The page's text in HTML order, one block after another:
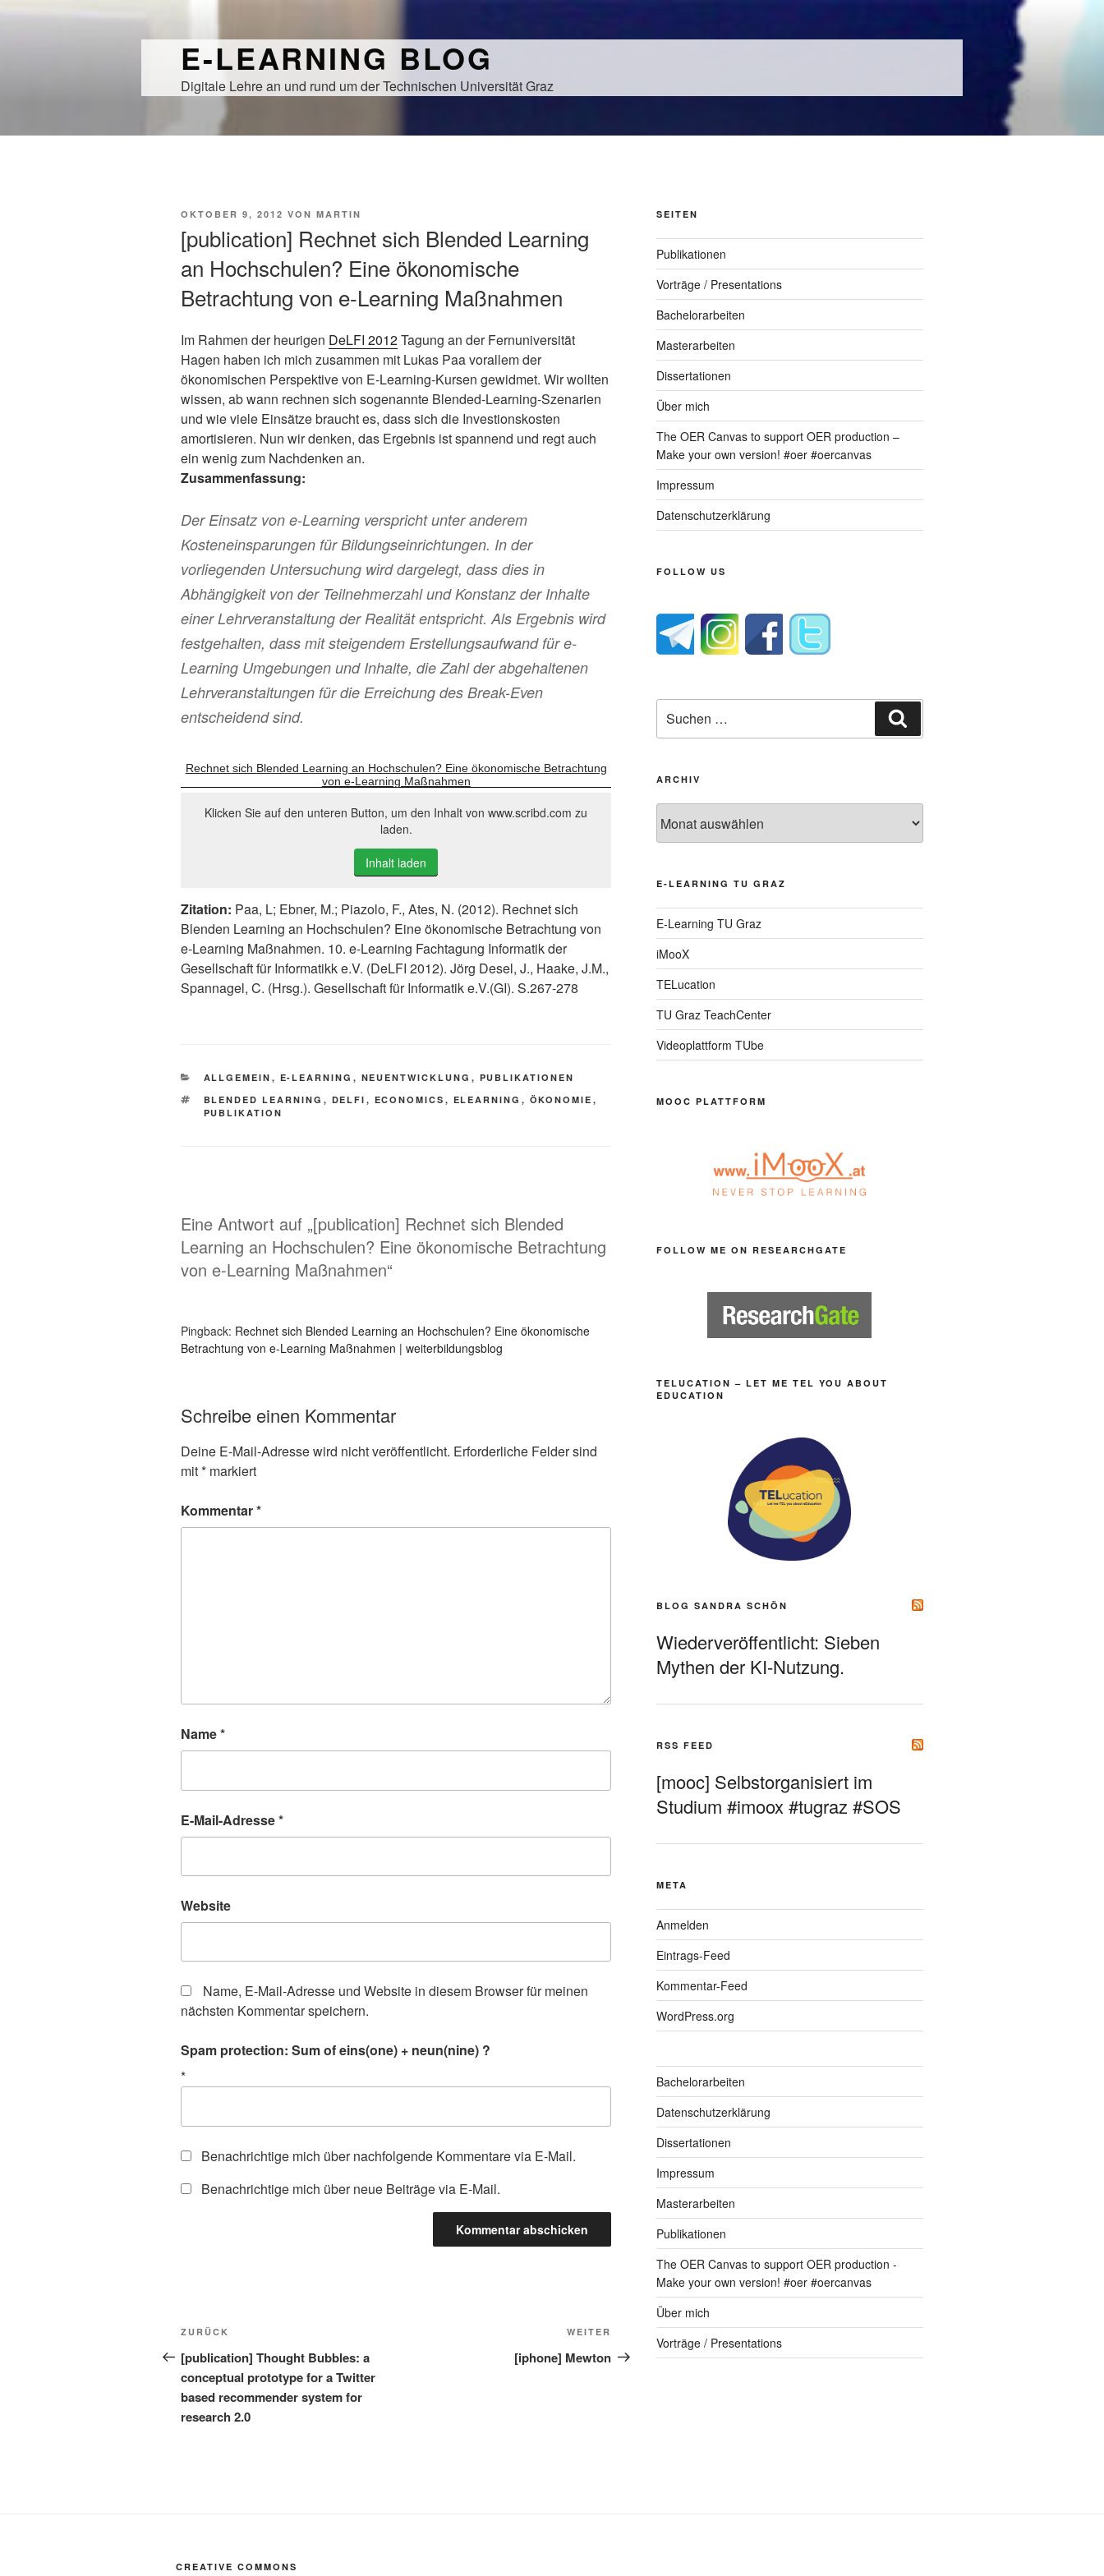
E-LEARNING BLOG
Digitale Lehre an und rund um der Technischen Universität Graz
VERÖFFENTLICHT
OKTOBER 9, 2012 VON MARTIN
[publication] Rechnet sich Blended Learning
an Hochschulen? Eine ökonomische
Betrachtung von e-Learning Maßnahmen
Im Rahmen der heurigen DeLFI 2012Tagung an der Fernuniversität
Hagen haben ich mich zusammen mit Lukas Paa vorallem der
ökonomischen Perspektive von E-Learning-Kursen gewidmet. Wir wollten
wissen, ab wann rechnen sich sogenannte Blended-Learning-Szenarien
und wie viele Einsätze braucht es, dass sich die Investionskosten
amortisieren. Nun wir denken, das Ergebnis ist spannend und regt auch
ein wenig zum Nachdenken an.
Zusammenfassung:
Der Einsatz von e-Learning verspricht unter anderem
Kosteneinsparungen für Bildungseinrichtungen. In der
vorliegenden Untersuchung wird dargelegt, dass dies in
Abhängigkeit von der Teilnehmerzahl und Konstanz der Inhalte
einer Lehrveranstaltung der Realität entspricht. Als Ergebnis wird
festgehalten, dass mit steigendem Erstellungsaufwand für e-
Learning Umgebungen und Inhalte, die Zahl der abgehaltenen
Lehrveranstaltungen für die Erreichung des Break-Even
entscheidend sind.
Rechnet sich Blended Learning an Hochschulen? Eine ökonomische Betrachtung
von e-Learning Maßnahmen
Klicken Sie auf den unteren Button, um den Inhalt von www.scribd.com zu
laden.
Inhalt laden
Zitation: Paa, L; Ebner, M.; Piazolo, F., Ates, N. (2012). Rechnet sich
Blenden Learning an Hochschulen? Eine ökonomische Betrachtung von
e-Learning Maßnahmen. 10. e-Learning Fachtagung Informatik der
Gesellschaft für Informatikk e.V. (DeLFI 2012). Jörg Desel, J., Haake, J.M.,
Spannagel, C. (Hrsg.). Gesellschaft für Informatik e.V.(GI). S.267-278
KATEGORIEN
ALLGEMEIN , E-LEARNING , NEUENTWICKLUNG , PUBLIKATIONEN
SCHLAGWÖRTER
BLENDED LEARNING , DELFI , ECONOMICS , ELEARNING , ÖKONOMIE ,
PUBLIKATION
Eine Antwort auf „[publication] Rechnet sich Blended
Learning an Hochschulen? Eine ökonomische Betrachtung
von e-Learning Maßnahmen“
Pingback: Rechnet sich Blended Learning an Hochschulen? Eine ökonomische
Betrachtung von e-Learning Maßnahmen | weiterbildungsblog
Schreibe einen Kommentar
Deine E-Mail-Adresse wird nicht veröffentlicht. Erforderliche Felder sind
mit* markiert
Kommentar*
Name*
E-Mail-Adresse*
Website
Name, E-Mail-Adresse und Website in diesem Browser für meinen
nächsten Kommentar speichern.
Spam protection: Sum of eins(one) + neun(nine) ?
*
Benachrichtige mich über nachfolgende Kommentare via E-Mail.
Benachrichtige mich über neue Beiträge via E-Mail.
Beitragsnavigation
Vorheriger
Beitrag
ZURÜCK
[publication] Thought Bubbles: a
conceptual prototype for a Twitter
based recommender system for
research 2.0
Nächster
Beitrag
WEITER
[iphone] Mewton
SEITEN
Publikationen
Vorträge / Presentations
Bachelorarbeiten
Masterarbeiten
Dissertationen
Über mich
The OER Canvas to support OER production –
Make your own version! #oer #oercanvas
Impressum
Datenschutzerklärung
FOLLOW US
nach:
ARCHIV
E-LEARNING TU GRAZ
E-Learning TU Graz
iMooX
TELucation
TU Graz TeachCenter
Videoplattform TUbe
MOOC PLATTFORM
FOLLOW ME ON RESEARCHGATE
TELUCATION – LET ME TEL YOU ABOUT
EDUCATION
BLOG SANDRA SCHÖN
Wiederveröffentlicht: Sieben
Mythen der KI-Nutzung.
RSS FEED
[mooc] Selbstorganisiert im
Studium #imoox #tugraz #SOS
META
Anmelden
Eintrags-Feed
Kommentar-Feed
WordPress.org
Bachelorarbeiten
Datenschutzerklärung
Dissertationen
Impressum
Masterarbeiten
Publikationen
The OER Canvas to support OER production -
Make your own version! #oer #oercanvas
Über mich
Vorträge / Presentations
CREATIVE COMMONS